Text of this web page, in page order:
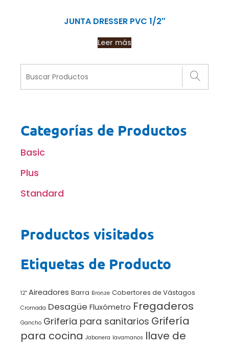
JUNTA DRESSER PVC 1/2″
Leer más
Categorías de Productos
Basic
Plus
Standard
Productos visitados
Etiquetas de Producto
12" Aireadores Barra Bronze Cobertores de Vástagos
Cromada Desagüe Fluxómetro Fregaderos
Gancho Griferia para sanitarios Grifería
para cocina Jabonera lavamanos llave de